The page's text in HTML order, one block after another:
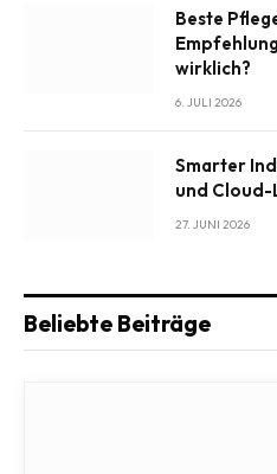
Beste
wirklich?
6. JULI 2026
Smarter
und Cloud-
27. JUNI 2026
Beliebte Beiträge